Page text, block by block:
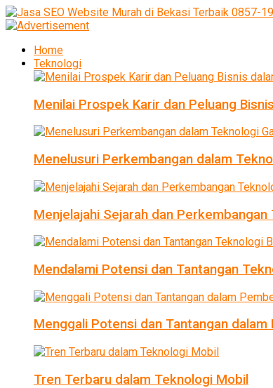
Home
Teknologi
Menilai Prospek Karir dan Peluang
Menelusuri Perkembangan dalam
Menjelajahi Sejarah dan
Mendalami Potensi dan Tantangan
Menggali Potensi dan Tantangan
Tren Terbaru dalam Teknologi Mobil